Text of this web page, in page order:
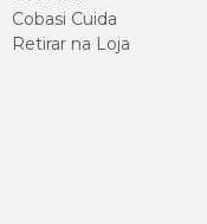
Cobasi Cuida
Retirar na Loja